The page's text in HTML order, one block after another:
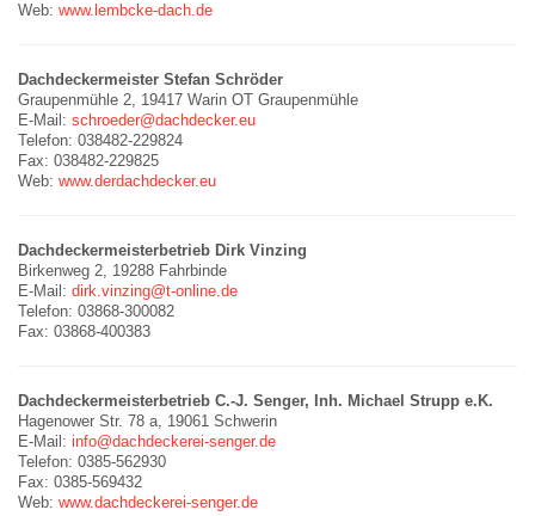
Web: www.lembcke-dach.de
Dachdeckermeister Stefan Schröder
Graupenmühle 2, 19417 Warin OT Graupenmühle
E-Mail: schroeder@dachdecker.eu
Telefon: 038482-229824
Fax: 038482-229825
Web: www.derdachdecker.eu
Dachdeckermeisterbetrieb Dirk Vinzing
Birkenweg 2, 19288 Fahrbinde
E-Mail: dirk.vinzing@t-online.de
Telefon: 03868-300082
Fax: 03868-400383
Dachdeckermeisterbetrieb C.-J. Senger, Inh. Michael Strupp e.K.
Hagenower Str. 78 a, 19061 Schwerin
E-Mail: info@dachdeckerei-senger.de
Telefon: 0385-562930
Fax: 0385-569432
Web: www.dachdeckerei-senger.de